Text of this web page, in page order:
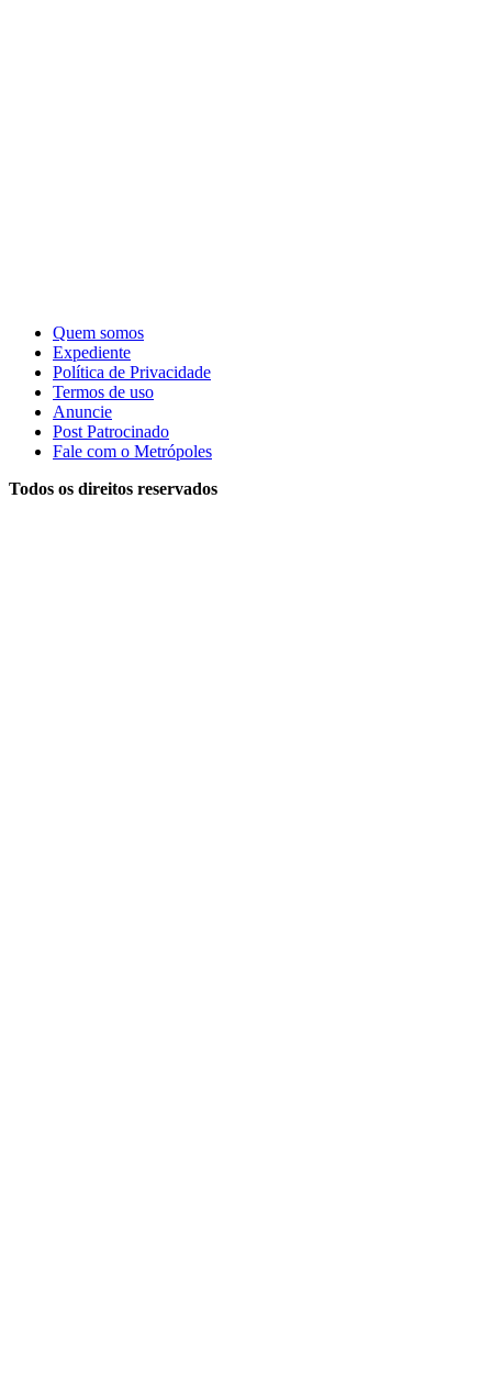
Quem somos
Expediente
Política de Privacidade
Termos de uso
Anuncie
Post Patrocinado
Fale com o Metrópoles
Todos os direitos reservados